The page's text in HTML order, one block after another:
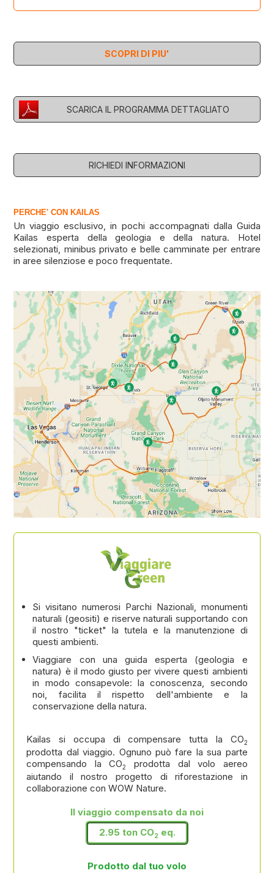
SCOPRI DI PIU'
SCARICA IL PROGRAMMA DETTAGLIATO
RICHIEDI INFORMAZIONI
PERCHE' CON KAILAS
Un viaggio esclusivo, in pochi accompagnati dalla Guida
Kailas esperta della geologia e della natura. Hotel
selezionati, minibus privato e belle camminate per entrare
in aree silenziose e poco frequentate.
Si visitano numerosi Parchi Nazionali, monumenti
naturali (geositi) e riserve naturali supportando con
il nostro "ticket" la tutela e la manutenzione di
questi ambienti.
Viaggiare con una guida esperta (geologia e
natura) è il modo giusto per vivere questi ambienti
in modo consapevole: la conoscenza, secondo
noi, facilita il rispetto dell'ambiente e la
conservazione della natura.
Kailas si occupa di compensare tutta la CO2
prodotta dal viaggio. Ognuno può fare la sua parte
compensando la CO2
prodotta dal volo aereo
aiutando il nostro progetto di riforestazione in
collaborazione con WOW Nature.
Il viaggio compensato da noi
2.95 ton CO2 eq.
Prodotto dal tuo volo